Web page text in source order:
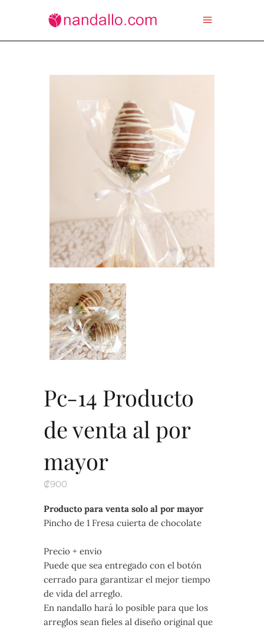
Pc-14 Producto
de venta al por
mayor
₡900
Producto para venta solo al por mayor
Pincho de 1 Fresa cuierta de chocolate
Precio + envio
Puede que sea entregado con el botón
cerrado para garantizar el mejor tiempo
de vida del arreglo.
En nandallo hará lo posible para que los
arreglos sean fieles al diseño original que